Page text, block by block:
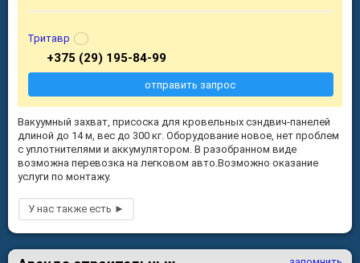
Вакуумный захват, присоска для кровельных сэндвич-панелей
длиной до 14 м, вес до 300 кг. Оборудование новое, нет проблем
с уплотнителями и аккумулятором. В разобранном виде
возможна перевозка на легковом авто.Возможно оказание
услуги по монтажу.
Тритавр
+375 (29) 195-84-99
отправить запрос